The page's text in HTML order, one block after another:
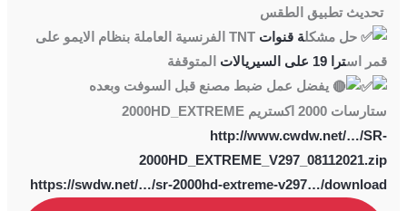
تحديث تطبيق الطقس
حل مشكلة قنوات
TNT الفرنسية العاملة بنظام الايمو على
قمر استرا 19 على السيريالات
المتوقفة
يفضل عمل ضبط مصنع قبل السوفت وبعده
ستارسات 2000 اكستريم 2000HD_EXTREME
http://www.cwdw.net/…/SR-
2000HD_EXTREME_V297_08112021.zip
https://swdw.net/…/sr-2000hd-extreme-v297…/download